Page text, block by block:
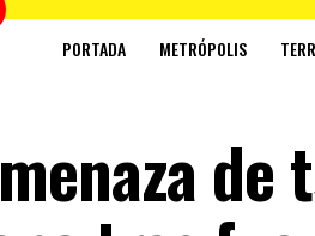
PORTADA METRÓPOLIS